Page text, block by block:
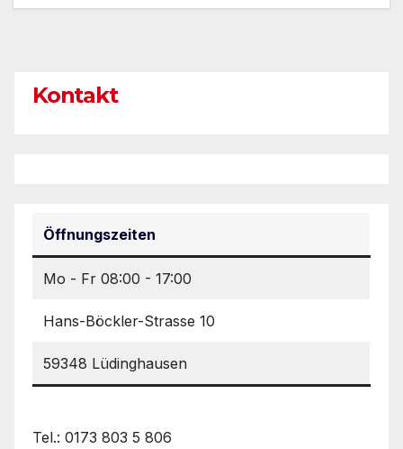
Navigation
Kontakt
Öffnungszeiten
Mo - Fr 08:00 - 17:00
Hans-Böckler-Strasse 10
59348 Lüdinghausen
Tel.: 0173 803 5 806